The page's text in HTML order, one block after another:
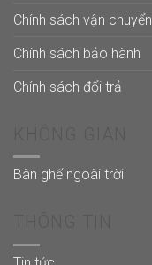
Chính sách vận chuyển
Chính sách bảo hành
Chính sách đổi trả
Bàn ghế ngoài trời